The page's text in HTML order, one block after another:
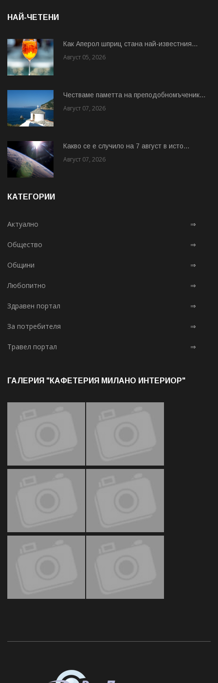
НАЙ-ЧЕТЕНИ
Как Аперол шприц стана най-известния...
Август 05, 2026
Честваме паметта на преподобномъченик...
Август 07, 2026
Какво се е случило на 7 август в исто...
Август 07, 2026
КАТЕГОРИИ
Актуално ⇒
Общество ⇒
Общини ⇒
Любопитно ⇒
Здравен портал ⇒
За потребителя ⇒
Травел портал ⇒
ГАЛЕРИЯ "КАФЕТЕРИЯ МИЛАНО ИНТЕРИОР"